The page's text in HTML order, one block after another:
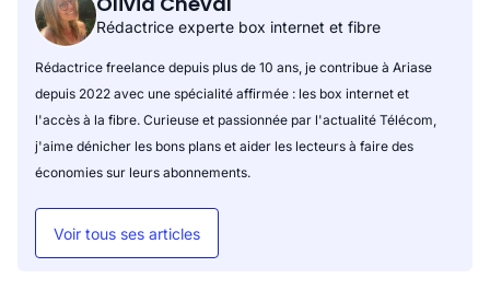
Rédactrice experte box internet et fibre
Rédactrice freelance depuis plus de 10 ans, je contribue à Ariase
depuis 2022 avec une spécialité affirmée : les box internet et
l'accès à la fibre. Curieuse et passionnée par l'actualité Télécom,
j'aime dénicher les bons plans et aider les lecteurs à faire des
économies sur leurs abonnements.
Voir tous ses articles